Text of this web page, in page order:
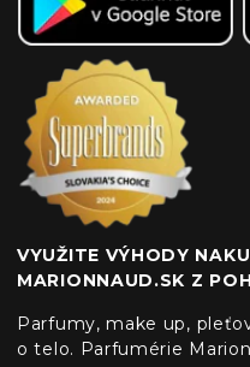
VYUŽITE VÝHODY
MARIONNAUD.SK Z
Parfumy, make up,
o telo. Parfumérie